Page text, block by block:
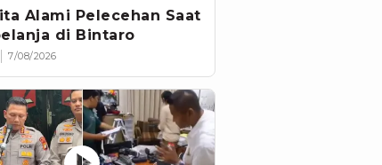
Alami Pelecehan Saat
di Bintaro
7/08/2026